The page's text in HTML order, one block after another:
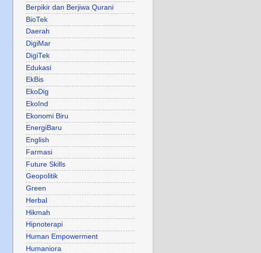
Berpikir dan Berjiwa Qurani
BioTek
Daerah
DigiMar
DigiTek
Edukasi
EkBis
EkoDig
EkoInd
Ekonomi Biru
EnergiBaru
English
Farmasi
Future Skills
Geopolitik
Green
Herbal
Hikmah
Hipnoterapi
Human Empowerment
Humaniora